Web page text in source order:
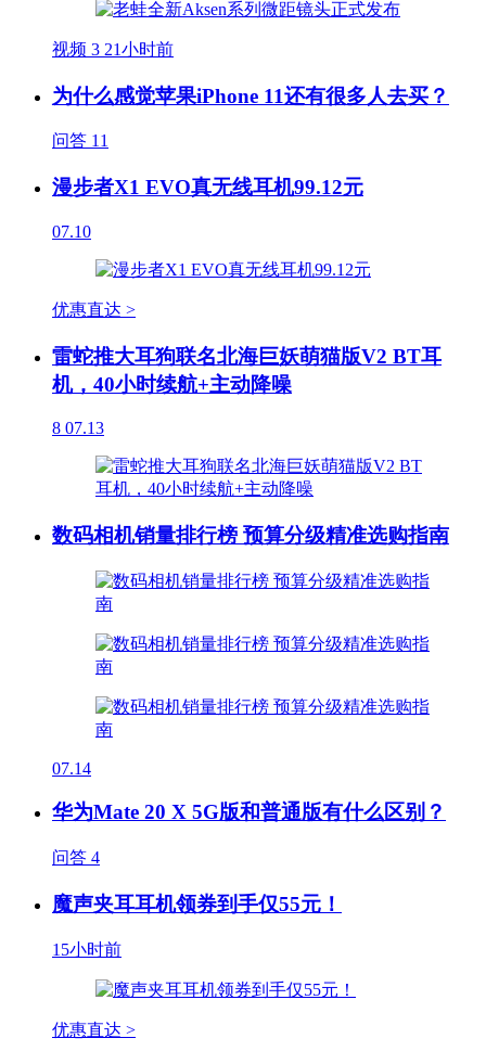
视频 3 21小时前
为什么感觉苹果iPhone 11还有很多人去买？
问答 11
漫步者X1 EVO真无线耳机99.12元
07.10
优惠直达 >
雷蛇推大耳狗联名北海巨妖萌猫版V2 BT耳
机，40小时续航+主动降噪
8 07.13
数码相机销量排行榜 预算分级精准选购指南
07.14
华为Mate 20 X 5G版和普通版有什么区别？
问答 4
魔声夹耳耳机领券到手仅55元！
15小时前
优惠直达 >